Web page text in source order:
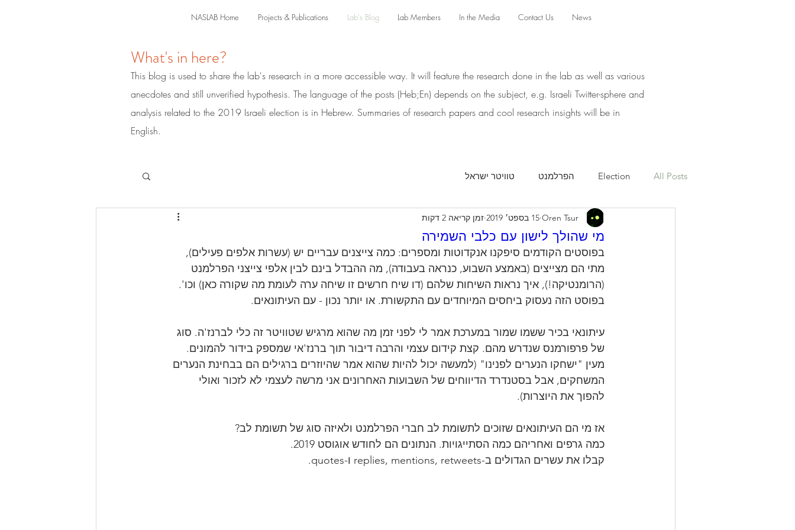
NASLAB Home Projects & Publications Lab's Blog Lab Members In the Media Contact Us News
What's in here?
This blog is used to share the lab's research in a more accessible way. It will feature the research done in the lab as well as various
anecdotes and still unverified hypothesis. The language of the posts (Heb;En) depends on the subject, e.g. Israeli Twitter-sphere and
analysis related to the 2019 Israeli election is in Hebrew. Summaries of research papers and cool research insights will be in
English.
All Posts
Election הפרלמנט טוויטר ישראל
מי שהולך לישון עם כלבי השמירה
Oren Tsur 15 בספט׳ 2019 זמן קריאה 2 דקות
בפוסטים הקודמים סיפקנו אנקדוטות ומספרים: כמה צייצנים עבריים יש (עשרות אלפים פעילים),
מתי הם מצייצים (באמצע השבוע, כנראה בעבודה), מה ההבדל בינם לבין אלפי צייצני הפרלמנט
(הרומנטיקה!), איך נראות השיחות שלהם (דו שיח חרשים זו שיחה ערה לעומת מה שקורה כאן) וכו'.
בפוסט הזה נעסוק ביחסים המיוחדים עם התקשורת. או יותר נכון - עם העיתונאים.
עיתונאי בכיר ששמו שמור במערכת אמר לי לפני זמן מה שהוא מרגיש שטוויטר זה כלי לברנז'ה. סוג
של פרפורמנס שנדרש מהם. קצת קידום עצמי והרבה דיבור תוך ברנז'אי שמספק בידור להמונים.
מעין "ישחקו הנערים לפנינו" (למעשה יכול להיות שהוא אמר שהיוזרים ברגילים הם בבחינת הנערים
המשחקים, אבל בסטנדרד הדיווחים של השבועות האחרונים אני מרשה לעצמי לא לזכור ואולי
להפוך את היוצרות).
אז מי הם העיתונאים שזוכים לתשומת לב חברי הפרלמנט ולאיזה סוג של תשומת לב?
כמה גרפים ואחריהם כמה הסתייגויות. הנתונים הם לחודש אוגוסט 2019.
קבלו את עשרים הגדולים ב-replies, mentions, retweets ו-quotes.